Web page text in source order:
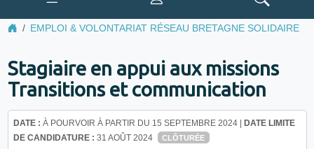
EMPLOI & VOLONTARIAT RÉSEAU BRETAGNE SOLIDAIRE
Stagiaire en appui aux missions
Transitions et communication
DATE : À POURVOIR À PARTIR DU 15 SEPTEMBRE 2024 | DATE LIMITE
DE CANDIDATURE : 31 AOÛT 2024 CLÔTURÉE